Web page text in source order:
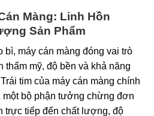
Màng: Linh Hồn
Sản Phẩm
bì, máy cán màng đóng vai trò
thẩm mỹ, độ bền và khả năng
tim của máy cán màng chính
một bộ phận tưởng chừng đơn
trực tiếp đến chất lượng, độ